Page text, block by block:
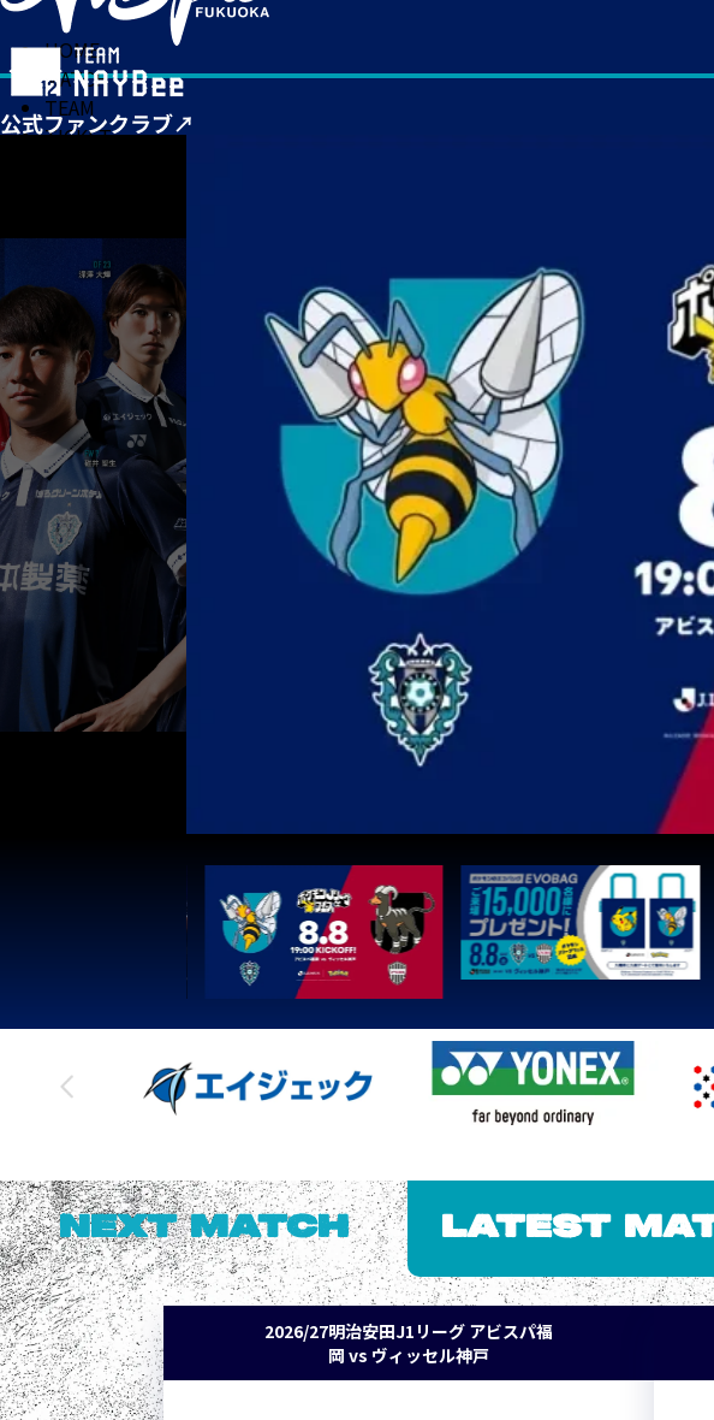
HOME
MATCH
TEAM
TICKET
NEXT MATCH LATEST
2026/27明治安田J1リーグ アビスパ福
岡 vs ヴィッセル神戸